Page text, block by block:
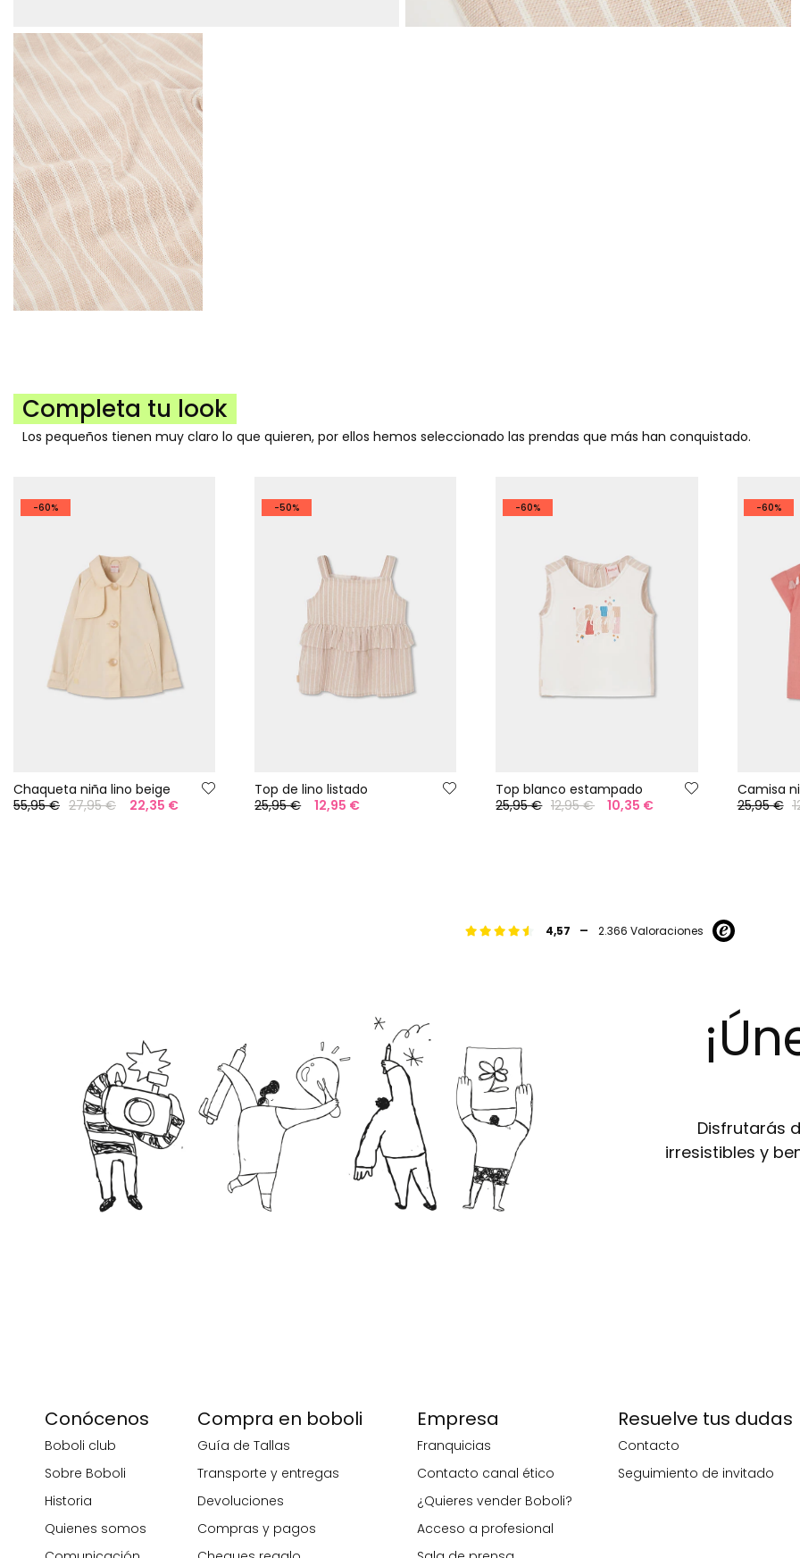
Completa tu look
Los pequeños tienen muy claro lo que quieren, por ellos hemos seleccionado las prendas que más han conquistado.
-60%
Chaqueta niña lino beige
55,95 € 27,95 € 22,35 €
-50%
Top de lino listado
25,95 €
12,95 €
-60%
Top blanco estampado
25,95 € 12,95 € 10,35 €
-60%
Camisa
25,95 €
4,57 - 2.366 Valoraciones
Disfrutarás
irresistibles y
Conócenos
Boboli club
Sobre Boboli
Historia
Quienes somos
Compra en boboli
Guía de Tallas
Transporte y entregas
Devoluciones
Compras y pagos
Empresa
Franquicias
Contacto canal ético
¿Quieres vender Boboli?
Acceso a profesional
Resuelve tus dudas
Contacto
Seguimiento de invitado